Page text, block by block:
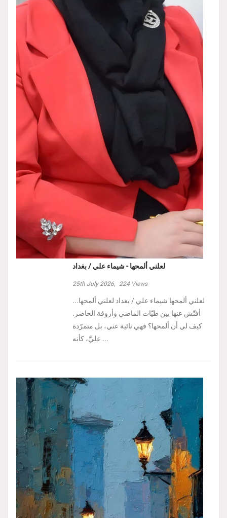
لعلني ألمحها - شيماء علي / بغداد
25th July 2026, 224Views
لعلني ألمحها شيماء علي / بغداد لعلني ألمحها...
أفتّش عنها بين طيّات الماضي وأروقة الحاضر.
كيف لي أن ألمحها؟ فهي نائية عني، بل متمرّدة
عليَّ، كأنه ...